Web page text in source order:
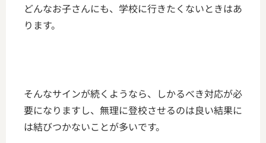
どんなお子さんにも、学校に行きたくないときはあ
ります。
そんなサインが続くようなら、しかるべき対応が必
要になりますし、無理に登校させるのは良い結果に
は結びつかないことが多いです。